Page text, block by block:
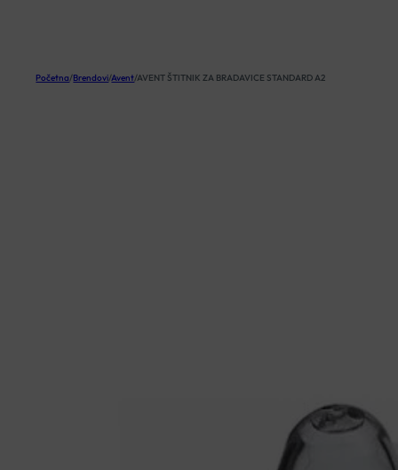
Početna/Brendovi/Avent/AVENT ŠTITNIK ZA BRADAVICE STANDARD A2